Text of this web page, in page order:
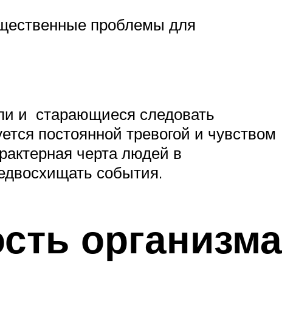
проблемы для
и старающиеся следовать
постоянной тревогой и чувством
черта людей в
события.
организма